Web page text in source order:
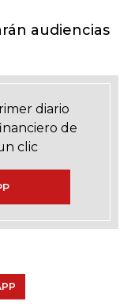
audiencias
diario
de
clic